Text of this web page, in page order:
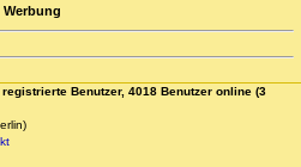
Werbung
Benutzer, 4018 Benutzer online (3